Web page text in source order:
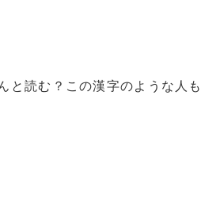
と読む？この漢字のような人も